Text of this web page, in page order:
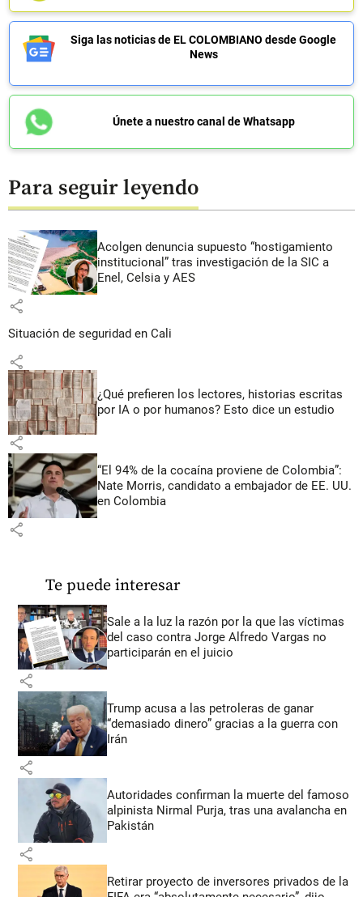
Siga las noticias de EL COLOMBIANO desde Google
News
Únete a nuestro canal de Whatsapp
Para seguir leyendo
Acolgen denuncia supuesto “hostigamiento
institucional” tras investigación de la SIC a
Enel, Celsia y AES
share
Situación de seguridad en Cali
share
¿Qué prefieren los lectores, historias escritas
por IA o por humanos? Esto dice un estudio
share
“El 94% de la cocaína proviene de Colombia”:
Nate Morris, candidato a embajador de EE. UU.
en Colombia
share
Te puede interesar
Sale a la luz la razón por la que las víctimas
del caso contra Jorge Alfredo Vargas no
participarán en el juicio
share
Trump acusa a las petroleras de ganar
“demasiado dinero” gracias a la guerra con
Irán
share
Autoridades confirman la muerte del famoso
alpinista Nirmal Purja, tras una avalancha en
Pakistán
share
Retirar proyecto de inversores privados de la